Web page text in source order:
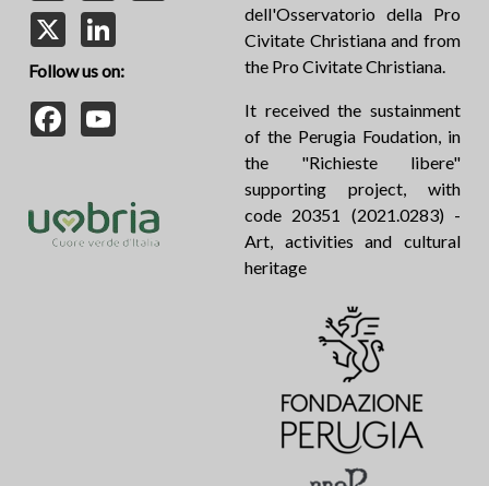
Follow us on:
Facebook
dell'Osservatorio della Pro
Civitate Christiana and from
the Pro Civitate Christiana.
It received the sustainment
of the Perugia Foudation, in
the "Richieste libere"
supporting project, with
code 20351 (2021.0283) -
Art, activities and cultural
heritage